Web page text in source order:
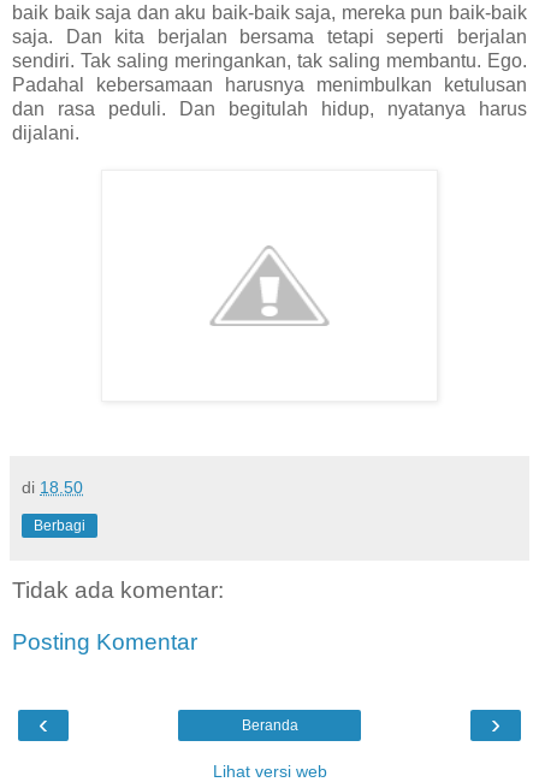
baik baik saja dan aku baik-baik saja, mereka pun baik-baik
saja. Dan kita berjalan bersama tetapi seperti berjalan
sendiri. Tak saling meringankan, tak saling membantu. Ego.
Padahal kebersamaan harusnya menimbulkan ketulusan
dan rasa peduli. Dan begitulah hidup, nyatanya harus
dijalani.
di 18.50
Berbagi
Tidak ada komentar:
Posting Komentar
‹ ›
Beranda
Lihat versi web